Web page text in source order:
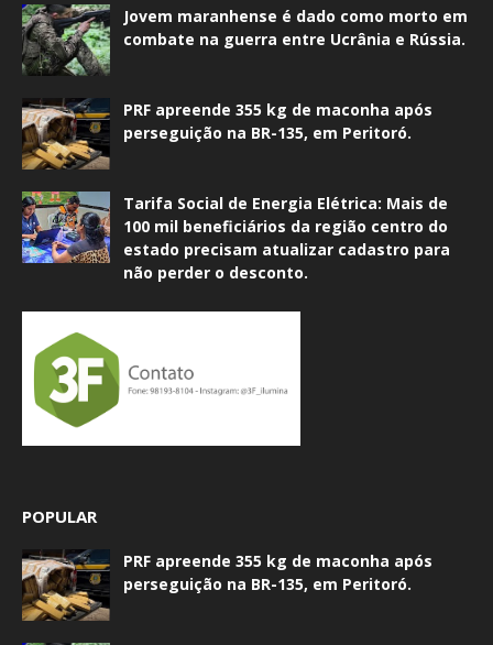
Jovem maranhense é dado como morto em
combate na guerra entre Ucrânia e Rússia.
PRF apreende 355 kg de maconha após
perseguição na BR-135, em Peritoró.
Tarifa Social de Energia Elétrica: Mais de
100 mil beneficiários da região centro do
estado precisam atualizar cadastro para
não perder o desconto.
POPULAR
PRF apreende 355 kg de maconha após
perseguição na BR-135, em Peritoró.